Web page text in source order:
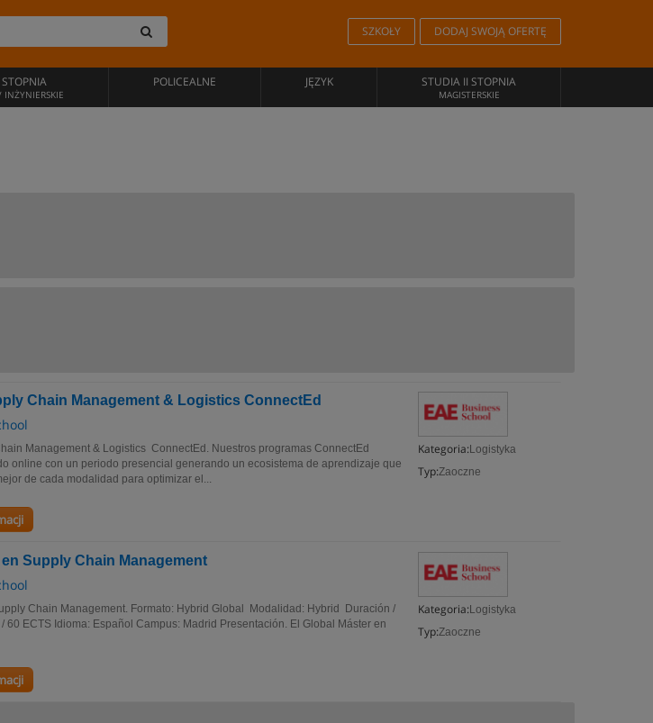
SZKOŁY DODAJ SWOJĄ OFERTĘ
INŻYNIERSKIE
POLICEALNE JĘZYK STUDIA II STOPNIA
MAGISTERSKIE
Chain Management & Logistics ConnectEd
Kategoria: Logistyka
Typ:Zaoczne
Management & Logistics ConnectEd. Nuestros programas ConnectEd
online con un periodo presencial generando un ecosistema de aprendizaje que
de cada modalidad para optimizar el...
Supply Chain Management
Kategoria: Logistyka
Typ:Zaoczne
Chain Management. Formato: Hybrid Global Modalidad: Hybrid Duración /
60 ECTS Idioma: Español Campus: Madrid Presentación. El Global Máster en